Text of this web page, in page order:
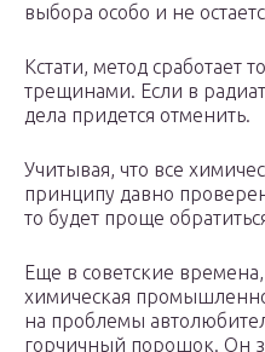
выбора особо и не
Кстати, метод сработает
трещинами. Если в
дела придется отменить.
Учитывая, что все
принципу давно
то будет проще
Еще в советские времена,
химическая
на проблемы
горчичный порошок. Он